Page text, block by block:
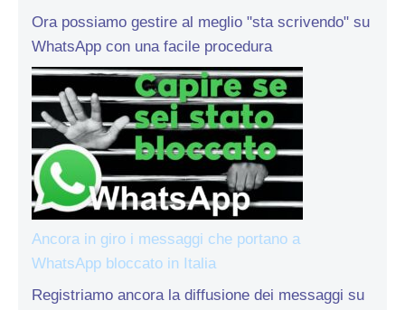
Ora possiamo gestire al meglio "sta scrivendo" su
WhatsApp con una facile procedura
Ancora in giro i messaggi che portano a
WhatsApp bloccato in Italia
Registriamo ancora la diffusione dei messaggi su